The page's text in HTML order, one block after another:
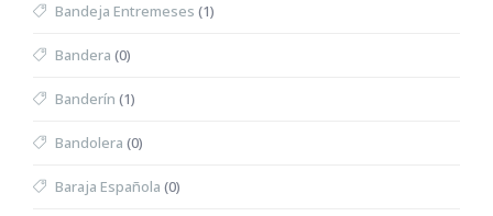
Bandeja Entremeses (1)
Bandera (0)
Banderín (1)
Bandolera (0)
Baraja Española (0)